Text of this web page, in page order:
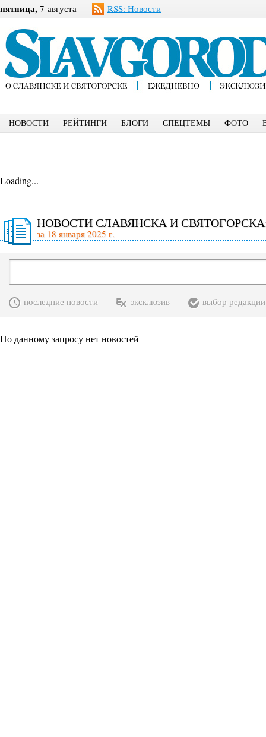
пятница, 7 августа RSS: Новости
НОВОСТИ РЕЙТИНГИ БЛОГИ СПЕЦТЕМЫ ФОТО
Loading...
НОВОСТИ СЛАВЯНСКА И
за 18 января 2025 г.
последние новости эксклюзив выбор редакции
По данному запросу нет новостей